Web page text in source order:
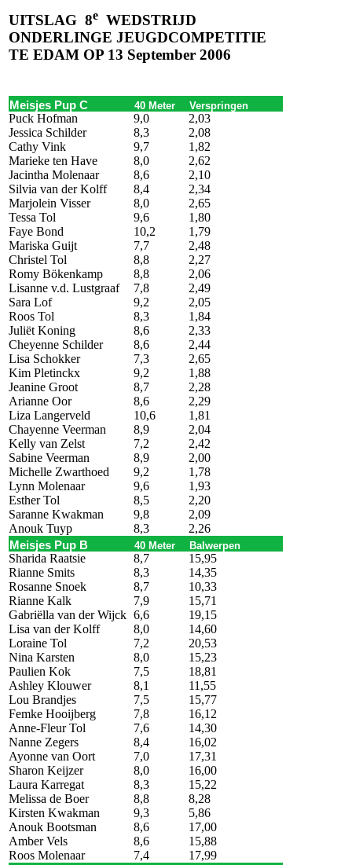
UITSLAG 8e WEDSTRIJD
ONDERLINGE JEUGDCOMPETITIE
TE EDAM OP 13 September 2006
Meisjes Pup C 40 Meter Verspringen
Puck Hofman 9,0
2,03
Jessica Schilder
8,3
2,08
Cathy Vink
9,7
1,82
Marieke ten Have
8,0
2,62
Jacintha Molenaar
8,6
2,10
Silvia van der Kolff
8,4
2,34
Marjolein Visser
8,0
2,65
Tessa Tol
9,6
1,80
Faye Bond
10,2
1,79
Mariska Guijt
7,7
2,48
Christel Tol
8,8
2,27
Romy Bökenkamp
8,8
2,06
Lisanne v.d. Lustgraaf
7,8
2,49
Sara Lof
9,2
2,05
Roos Tol
8,3
1,84
Juliët Koning
8,6
2,33
Cheyenne Schilder
8,6
2,44
Lisa Schokker
7,3
2,65
Kim Pletinckx
9,2
1,88
Jeanine Groot
8,7
2,28
Arianne Oor
8,6
2,29
Liza Langerveld
10,6
1,81
Chayenne Veerman
8,9
2,04
Kelly van Zelst
7,2
2,42
Sabine Veerman
8,9
2,00
Michelle Zwarthoed
9,2
1,78
Lynn Molenaar
9,6
1,93
Esther Tol
8,5
2,20
Saranne Kwakman
9,8
2,09
Anouk Tuyp
8,3 2,26
Meisjes Pup B 40 Meter Balwerpen
Sharida Raatsie 8,7
15,95
Rianne Smits
8,3
14,35
Rosanne Snoek
8,7
10,33
Rianne Kalk
7,9
15,71
Gabriëlla van der Wijck 6,6
19,15
Lisa van der Kolff
8,0
14,60
Loraine Tol
7,2
20,53
Nina Karsten
8,0
15,23
Paulien Kok
7,5
18,81
Ashley Klouwer
8,1
11,55
Lou Brandjes
7,5
15,77
Femke Hooijberg
7,8
16,12
Anne-Fleur Tol
7,6
14,30
Nanne Zegers
8,4
16,02
Ayonne van Oort
7,0
17,31
Sharon Keijzer
8,0
16,00
Laura Karregat
8,3
15,22
Melissa de Boer
8,8
8,28
Kirsten Kwakman
9,3
5,86
Anouk Bootsman
8,6
17,00
Amber Vels
8,6
15,88
Roos Molenaar
7,4 17,99